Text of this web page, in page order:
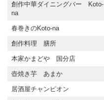
創作中華ダイニングバー Koto-
na
春巻きのKoto-na
創作料理 膳所
本家かまどや 国分店
壺焼き芋 あまか
居酒屋チャンピオン